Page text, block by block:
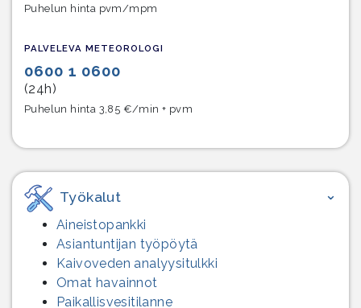
Puhelun hinta pvm/mpm
PALVELEVA METEOROLOGI
0600 1 0600
(24h)
Puhelun hinta 3,85 €/min + pvm
Työkalut
Aineistopankki
Asiantuntijan työpöytä
Kaivoveden analyysitulkki
Omat havainnot
Paikallisvesitilanne